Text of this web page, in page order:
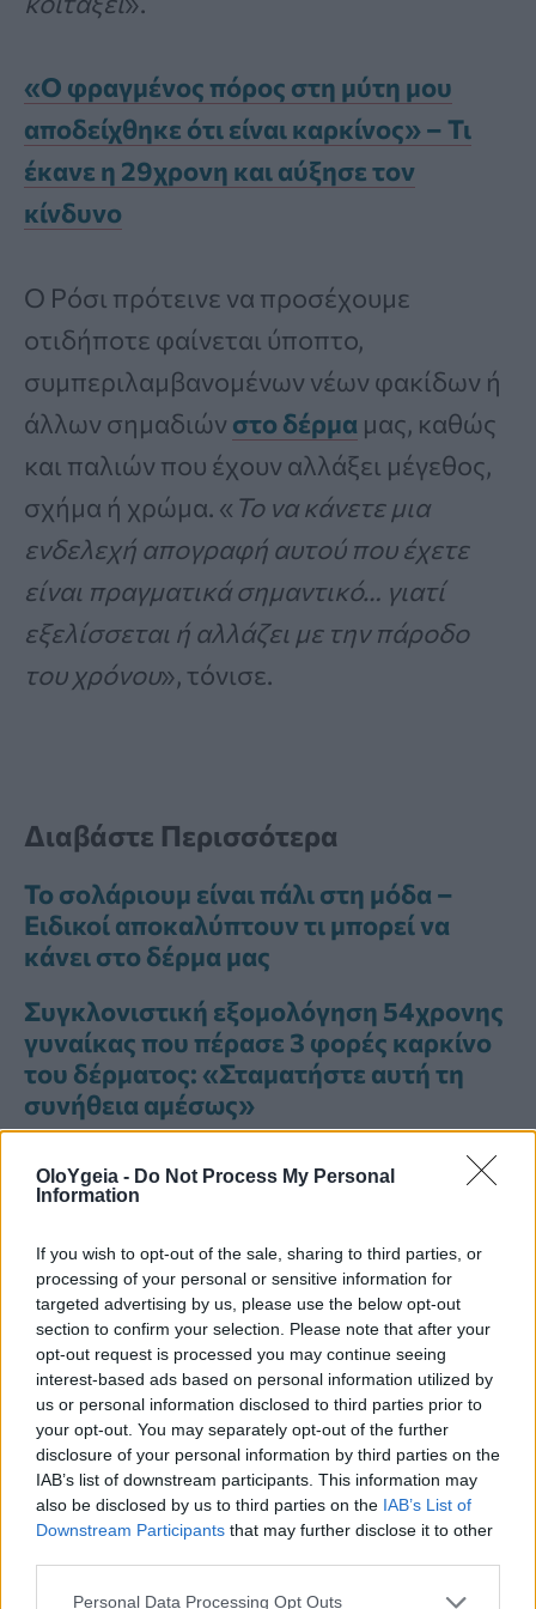
OloYgeia - Do Not Process My Personal
Information
If you wish to opt-out of the sale, sharing to third parties, or
processing of your personal or sensitive information for
targeted advertising by us, please use the below opt-out
section to confirm your selection. Please note that after your
opt-out request is processed you may continue seeing
interest-based ads based on personal information utilized by
us or personal information disclosed to third parties prior to
your opt-out. You may separately opt-out of the further
disclosure of your personal information by third parties on the
IAB’s list of downstream participants. This information may
also be disclosed by us to third parties on the IAB’s List of
Downstream Participants that may further disclose it to other
Personal Data Processing Opt Outs
«Ο φραγμένος πόρος στη μύτη μου
αποδείχθηκε ότι είναι καρκίνος» – Τι
έκανε η 29χρονη και αύξησε τον
κίνδυνο
Ο Ρόσι πρότεινε να προσέχουμε
οτιδήποτε φαίνεται ύποπτο,
συμπεριλαμβανομένων νέων φακίδων ή
άλλων σημαδιών στο δέρμα μας, καθώς
και παλιών που έχουν αλλάξει μέγεθος,
σχήμα ή χρώμα. « Το να κάνετε μια
ενδελεχή απογραφή αυτού που έχετε
είναι πραγματικά σημαντικό… γιατί
εξελίσσεται ή αλλάζει με την πάροδο
του χρόνου», τόνισε.
Διαβάστε Περισσότερα
Το σολάριουμ είναι πάλι στη μόδα –
Ειδικοί αποκαλύπτουν τι μπορεί να
κάνει στο δέρμα μας
Συγκλονιστική εξομολόγηση 54χρονης
γυναίκας που πέρασε 3 φορές καρκίνο
του δέρματος: «Σταματήστε αυτή τη
συνήθεια αμέσως»
πρόσωπο της για χρόνια έλαβε
ήταν τίποτα σοβαρό» (ΦΩΤΟ)
22χρονος έκανε ενέσεις μαυρίσματος
και αποκαλύπτει: «Άρχισα να βγάζω
ελιές» – Η επικίνδυνη μόδα του Barbie
drug
ΗΛΙΑΚΌ ΈΓΚΑΥΜΑ ΚΑΡΚΊΝΟΣ ΤΟΥ ΔΈΡΜΑΤΟΣ
ΣΟΛΆΡΙΟΥΜ